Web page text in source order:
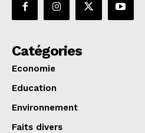
Catégories
Economie
Education
Environnement
Faits divers